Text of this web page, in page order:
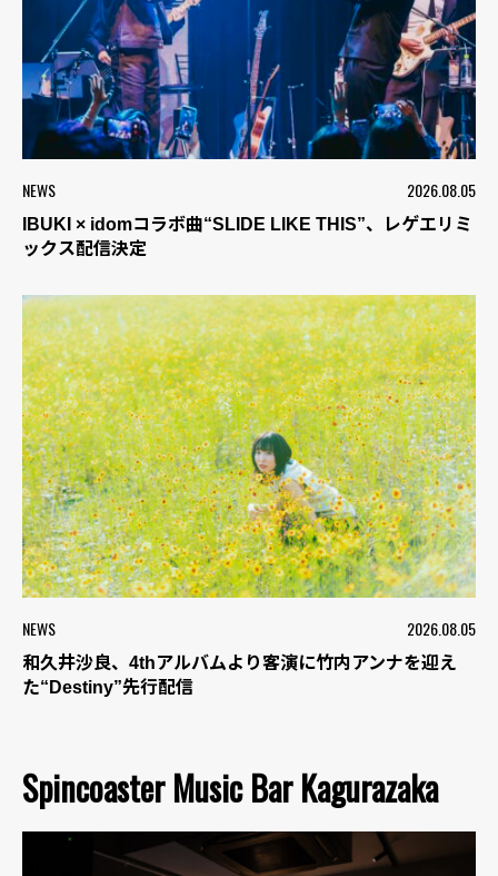
NEWS 2026.08.05
IBUKI × idomコラボ曲“SLIDE LIKE THIS”、レゲエリミ
ックス配信決定
NEWS 2026.08.05
和久井沙良、4thアルバムより客演に竹内アンナを迎え
た“Destiny”先行配信
Spincoaster Music Bar Kagurazaka